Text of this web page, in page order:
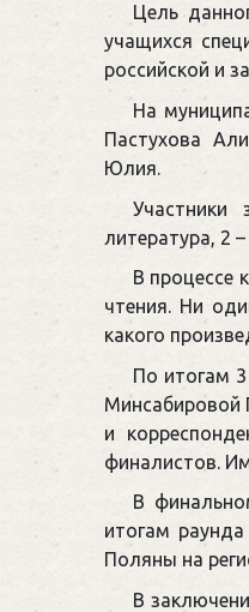
Цель
учащихся
российской и
На
Пастухова
Юлия.
Участники
литература, 2
В процессе
чтения. Ни
какого
По итогам
Минсабировой
и
финалистов.
В
итогам
Поляны на
В